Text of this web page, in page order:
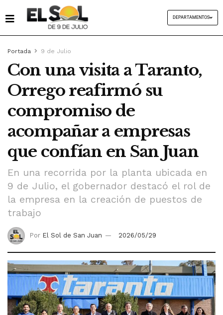
DEPARTAMENTOS
Portada 9 de Julio
Con una visita a Taranto,
Orrego reafirmó su
compromiso de
acompañar a empresas
que confían en San Juan
En una recorrida por la planta ubicada en
9 de Julio, el gobernador destacó el rol de
la empresa en la creación de puestos de
trabajo
Por El Sol de San Juan 2026/05/29